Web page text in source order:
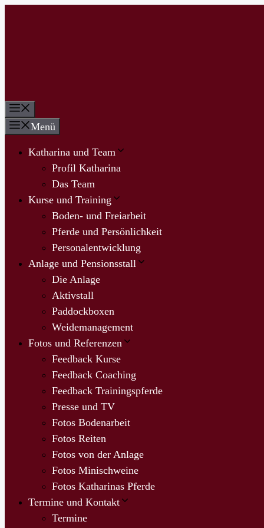
Menü
Katharina und Team
Profil Katharina
Das Team
Kurse und Training
Boden- und Freiarbeit
Pferde und Persönlichkeit
Personalentwicklung
Anlage und Pensionsstall
Die Anlage
Aktivstall
Paddockboxen
Weidemanagement
Fotos und Referenzen
Feedback Kurse
Feedback Coaching
Feedback Trainingspferde
Presse und TV
Fotos Bodenarbeit
Fotos Reiten
Fotos von der Anlage
Fotos Minischweine
Fotos Katharinas Pferde
Termine und Kontakt
Termine